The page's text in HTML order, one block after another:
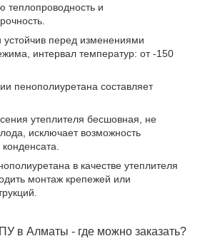
теплопроводность и
устойчив перед изменениями
интервал температур: от -150
пенополиуретана составляет
утеплителя бесшовная, не
исключает возможность
в качестве утеплителя
монтаж крепежей или
в Алматы - где можно заказать?